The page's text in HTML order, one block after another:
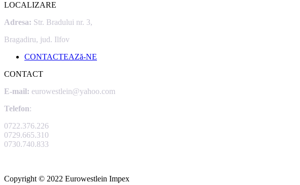
LOCALIZARE
Adresa: Str. Bradului nr. 3,
Bragadiru, jud. Ilfov
CONTACTEAZă-NE
CONTACT
E-mail: eurowestlein@yahoo.com
Telefon:
0722.376.226
0729.665.310
0730.740.833
Copyright © 2022 Eurowestlein Impex